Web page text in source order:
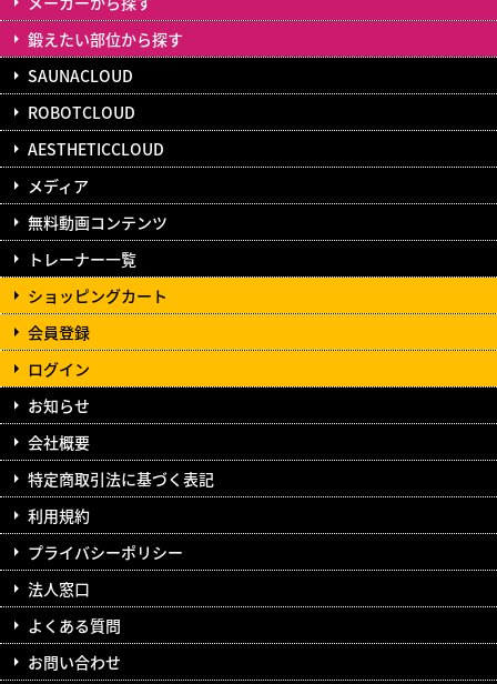
鍛えたい部位から探す
SAUNACLOUD
ROBOTCLOUD
AESTHETICCLOUD
メディア
無料動画コンテンツ
トレーナー一覧
ショッピングカート
会員登録
ログイン
お知らせ
会社概要
特定商取引法に基づく表記
利用規約
プライバシーポリシー
法人窓口
よくある質問
お問い合わせ